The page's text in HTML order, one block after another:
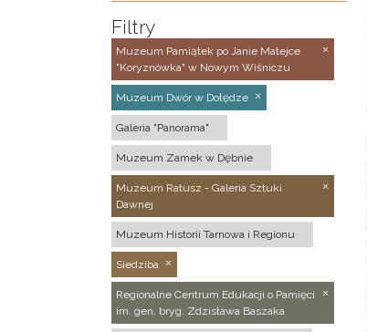
Filtry
Muzeum Pamiątek po Janie Matejce
"Koryznówka" w Nowym Wiśniczu
Muzeum Dwór w Dołędze
Galeria "Panorama"
Muzeum Zamek w Dębnie
Muzeum Ratusz - Galeria Sztuki
Dawnej
Muzeum Historii Tarnowa i Regionu
Siedziba
Regionalne Centrum Edukacji o Pamięci
im. gen. bryg. Zdzisława Baszaka